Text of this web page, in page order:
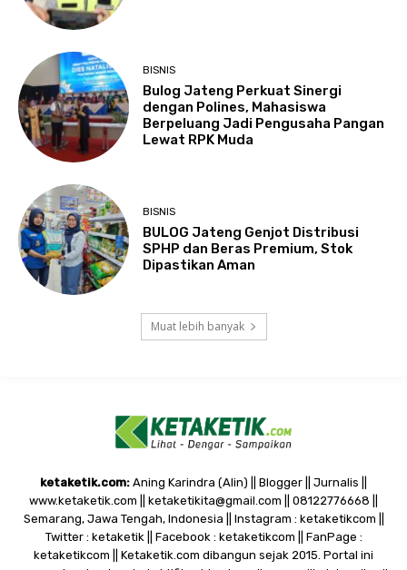
BISNIS
Bulog Jateng Perkuat Sinergi
dengan Polines, Mahasiswa
Berpeluang Jadi Pengusaha Pangan
Lewat RPK Muda
BISNIS
BULOG Jateng Genjot Distribusi
SPHP dan Beras Premium, Stok
Dipastikan Aman
Muat lebih banyak
ketaketik.com: Aning Karindra (Alin) || Blogger || Jurnalis ||
www.ketaketik.com || ketaketikita@gmail.com || 08122776668 ||
Semarang, Jawa Tengah, Indonesia || Instagram : ketaketikcom ||
Twitter : ketaketik || Facebook : ketaketikcom || FanPage :
ketaketikcom || Ketaketik.com dibangun sejak 2015. Portal ini